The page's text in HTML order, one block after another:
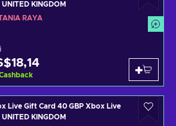
UNITED KINGDOM
RAYA
Live Gift Card 40 GBP Xbox Live
UNITED KINGDOM